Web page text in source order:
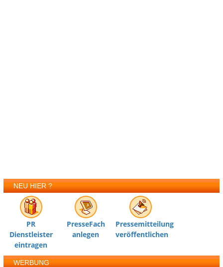
NEU HIER ?
PR
Dienstleister
eintragen
PresseFach
anlegen
Pressemitteilung
veröffentlichen
WERBUNG